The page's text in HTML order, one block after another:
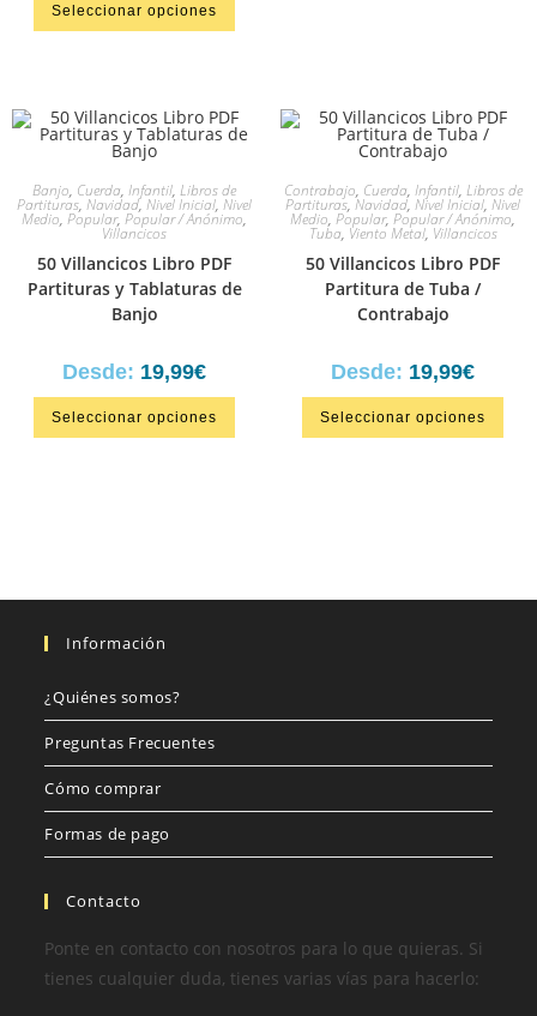
Seleccionar opciones
Banjo, Cuerda, Infantil, Libros de
Partituras, Navidad, Nivel Inicial, Nivel
Medio, Popular, Popular / Anónimo,
Villancicos
50 Villancicos Libro PDF
Partituras y Tablaturas de
Banjo
Desde: 19,99€
Seleccionar opciones
Contrabajo, Cuerda, Infantil, Libros de
Partituras, Navidad, Nivel Inicial, Nivel
Medio, Popular, Popular / Anónimo,
Tuba, Viento Metal, Villancicos
50 Villancicos Libro PDF
Partitura de Tuba /
Contrabajo
Desde: 19,99€
Seleccionar opciones
Información
¿Quiénes somos?
Preguntas Frecuentes
Cómo comprar
Formas de pago
Contacto
Ponte en contacto con nosotros para lo que quieras. Si
tienes cualquier duda, tienes varias vías para hacerlo: